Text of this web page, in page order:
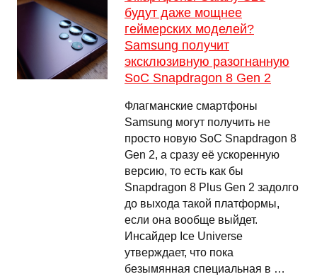
будут даже мощнее
геймерских моделей?
Samsung получит
эксклюзивную разогнанную
SoC Snapdragon 8 Gen 2
Флагманские смартфоны
Samsung могут получить не
просто новую SoC Snapdragon 8
Gen 2, а сразу её ускоренную
версию, то есть как бы
Snapdragon 8 Plus Gen 2 задолго
до выхода такой платформы,
если она вообще выйдет.
Инсайдер Ice Universe
утверждает, что пока
безымянная специальная в …